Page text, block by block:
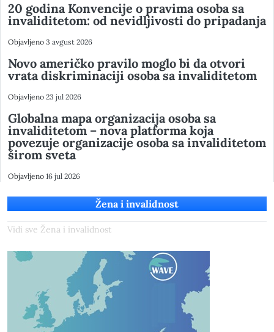
20 godina Konvencije o pravima osoba sa
invaliditetom: od nevidljivosti do pripadanja
Objavljeno 3 avgust 2026
Novo američko pravilo moglo bi da otvori
vrata diskriminaciji osoba sa invaliditetom
Objavljeno 23 jul 2026
Globalna mapa organizacija osoba sa
invaliditetom – nova platforma koja
povezuje organizacije osoba sa invaliditetom
širom sveta
Objavljeno 16 jul 2026
Žena i invalidnost
Vidi sve Žena i invalidnost